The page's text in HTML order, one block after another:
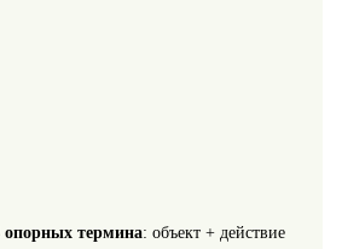
опорных термина: объект + действие